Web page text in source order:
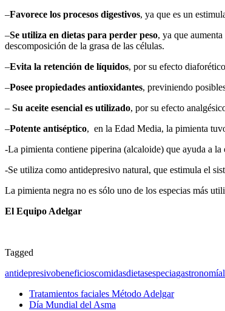
–Favorece los procesos digestivos, ya que es un
–Se utiliza en dietas para perder peso, ya que
descomposición de la grasa de las células.
–Evita la retención de líquidos, por su efecto
–Posee propiedades antioxidantes, previniendo
– Su aceite esencial es utilizado, por su efecto
–Potente antiséptico, en la Edad Media, la pimienta
-La pimienta contiene piperina (alcaloide) que ayuda a
-Se utiliza como antidepresivo natural, que estimula el
La pimienta negra no es sólo uno de los especias más
El Equipo Adelgar
Tagged
antidepresivobeneficioscomidasdietasespeciagastronomía
Tratamientos faciales Método Adelgar
Día Mundial del Asma